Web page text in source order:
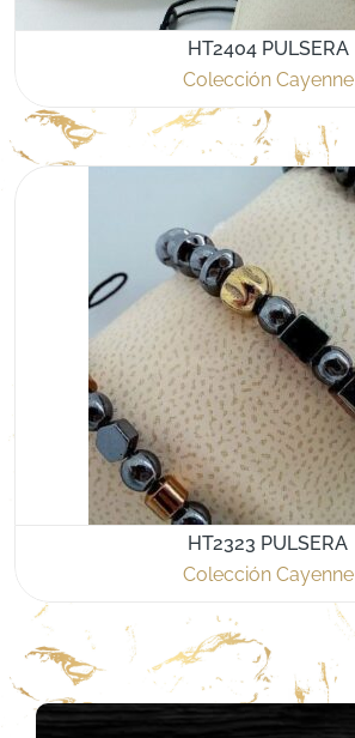
HT2404 PULSERA
Colección Cayenne
HT2323 PULSERA
Colección Cayenne